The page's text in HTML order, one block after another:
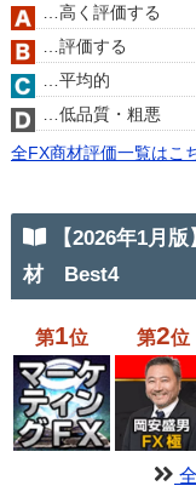
…高く評価する
…評価する
…平均的
…低品質・粗悪
全FX商材評価一覧はこ
【2026年1月
材 Best4
第1位 第2位